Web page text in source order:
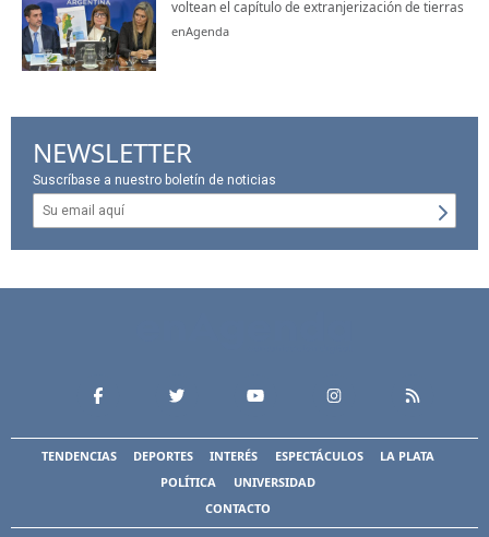
voltean el capítulo de extranjerización de tierras
enAgenda
NEWSLETTER
Suscríbase a nuestro boletín de noticias
TENDENCIAS DEPORTES INTERÉS ESPECTÁCULOS
LA PLATA
POLÍTICA
UNIVERSIDAD
CONTACTO